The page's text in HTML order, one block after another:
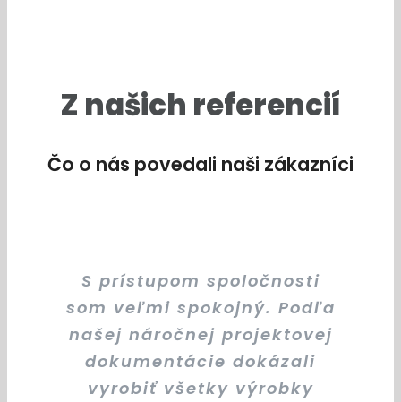
Z našich referencií
Čo o nás povedali naši zákazníci
S prístupom spoločnosti
som veľmi spokojný. Podľa
našej náročnej projektovej
dokumentácie dokázali
vyrobiť všetky výrobky
Ochota. Som spokojný
Róbert Sedláček